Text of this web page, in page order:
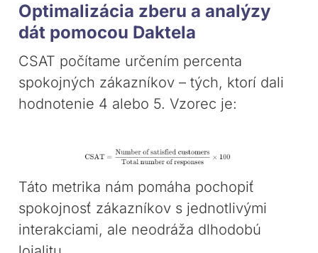
Optimalizácia zberu a analýzy
dát pomocou Daktela
CSAT počítame určením percenta
spokojných zákazníkov – tých, ktorí dali
hodnotenie 4 alebo 5. Vzorec je:
Táto metrika nám pomáha pochopiť
spokojnosť zákazníkov s jednotlivými
interakciami, ale neodráža dlhodobú